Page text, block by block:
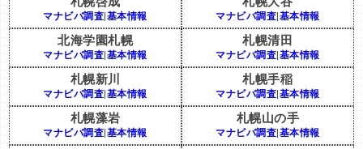
マナビバ調査 基本情報 マナビバ調査 基本情報
北海学園札幌
マナビバ調査 基本情報
札幌清田
マナビバ調査 基本情報
札幌新川
マナビバ調査 基本情報
札幌手稲
マナビバ調査 基本情報
札幌藻岩
マナビバ調査 基本情報
札幌山の手
マナビバ調査 基本情報